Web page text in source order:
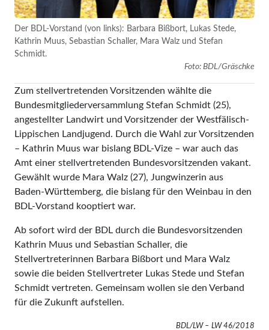
Der BDL-Vorstand (von links): Barbara Bißbort, Lukas Stede,
Kathrin Muus, Sebas­tian Schaller, Mara Walz und Stefan
Schmidt.
Foto: BDL/Gräschke
Zum stellvertretenden Vorsitzenden wählte die
Bundesmitgliederversammlung Stefan Schmidt (25),
angestellter Landwirt und Vorsitzender der Westfälisch-
Lippischen Landjugend. Durch die Wahl zur Vorsitzenden
– Kathrin Muus war bislang BDL-Vize – war auch das
Amt einer stellvertretenden Bundesvorsitzenden vakant.
Gewählt wurde Mara Walz (27), Jungwinzerin aus
Baden-Württemberg, die bislang für den Weinbau in den
BDL-Vorstand kooptiert war.
Ab sofort wird der BDL durch die Bundesvorsitzenden
Kathrin Muus und Sebastian Schaller, die
Stellvertreterinnen Barbara Bißbort und Mara Walz
sowie die beiden Stellvertreter Lukas Stede und Stefan
Schmidt vertreten. Gemeinsam wollen sie den Ver­band
für die Zukunft aufstellen.
BDL/LW – LW 46/2018